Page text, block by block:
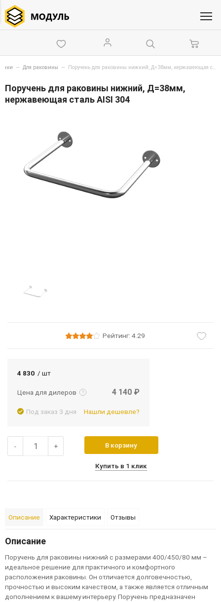
— Для раковины — Поручень для раковины нижний, Д=38мм, нержавеющая сталь AISI 304
Поручень для раковины нижний, Д=38мм,
нержавеющая сталь AISI 304
Рейтинг: 4.29
4 830 / шт
Цена для дилеров
Подробнее
4 140 ₽
Под заказ 3 дня Нашли дешевле?
- + В корзину
Купить в 1 клик
Описание Характеристики Отзывы
Описание
Поручень для раковины нижний с размерами 400/450/80 мм –
идеальное решение для практичного и комфортного
расположения раковины. Он отличается долговечностью,
прочностью и высоким качеством, а также является отличным
дополнением к вашему интерьеру. Поручень предназначен